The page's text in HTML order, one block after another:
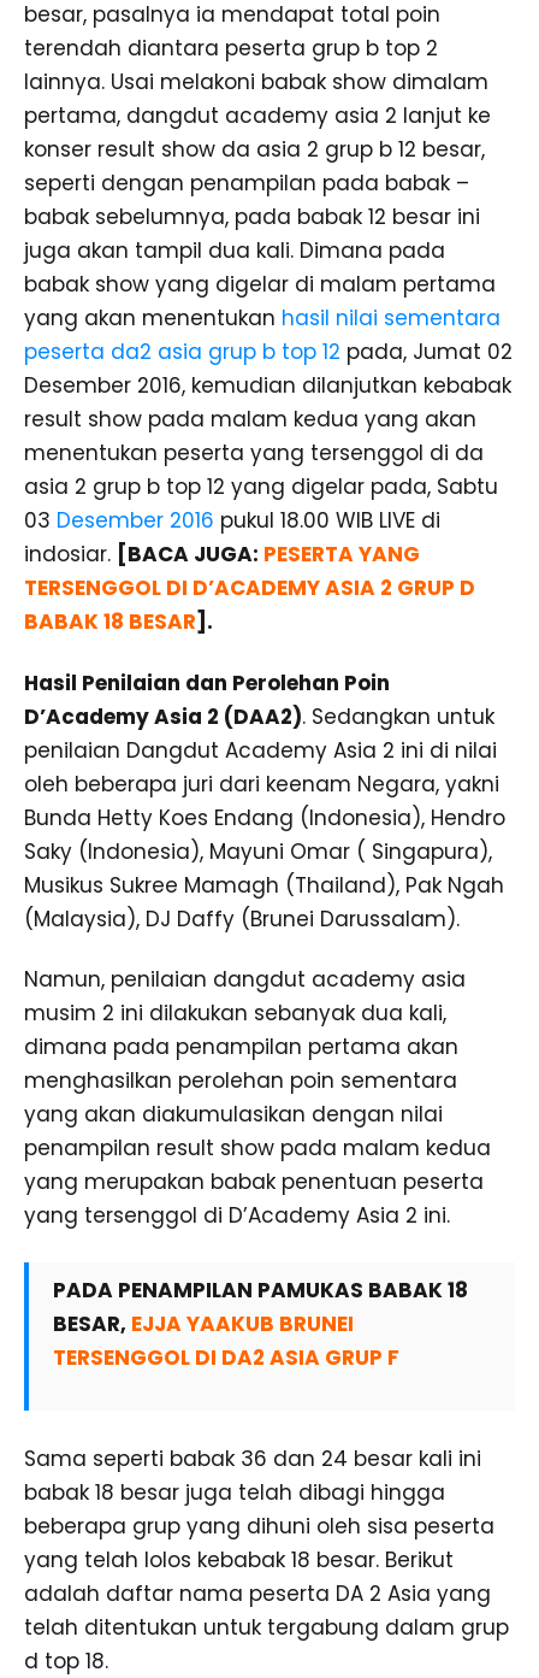
besar, pasalnya ia mendapat total poin
terendah diantara peserta grup b top 2
lainnya. Usai melakoni babak show dimalam
pertama, dangdut academy asia 2 lanjut ke
konser result show da asia 2 grup b 12 besar,
seperti dengan penampilan pada babak –
babak sebelumnya, pada babak 12 besar ini
juga akan tampil dua kali. Dimana pada
babak show yang digelar di malam pertama
yang akan menentukan hasil nilai sementara
peserta da2 asia grup b top 12 pada, Jumat 02
Desember 2016, kemudian dilanjutkan kebabak
result show pada malam kedua yang akan
menentukan peserta yang tersenggol di da
asia 2 grup b top 12 yang digelar pada, Sabtu
03 Desember 2016 pukul 18.00 WIB LIVE di
indosiar. [BACA JUGA: PESERTA YANG
TERSENGGOL DI D’ACADEMY ASIA 2 GRUP D
BABAK 18 BESAR].
Hasil Penilaian dan Perolehan Poin
D’Academy Asia 2 (DAA2). Sedangkan untuk
penilaian Dangdut Academy Asia 2 ini di nilai
oleh beberapa juri dari keenam Negara, yakni
Bunda Hetty Koes Endang (Indonesia), Hendro
Saky (Indonesia), Mayuni Omar ( Singapura),
Musikus Sukree Mamagh (Thailand), Pak Ngah
(Malaysia), DJ Daffy (Brunei Darussalam).
Namun, penilaian dangdut academy asia
musim 2 ini dilakukan sebanyak dua kali,
dimana pada penampilan pertama akan
menghasilkan perolehan poin sementara
yang akan diakumulasikan dengan nilai
penampilan result show pada malam kedua
yang merupakan babak penentuan peserta
yang tersenggol di D’Academy Asia 2 ini.
PADA PENAMPILAN PAMUKAS BABAK 18
BESAR, EJJA YAAKUB BRUNEI
TERSENGGOL DI DA2 ASIA GRUP F
Sama seperti babak 36 dan 24 besar kali ini
babak 18 besar juga telah dibagi hingga
beberapa grup yang dihuni oleh sisa peserta
yang telah lolos kebabak 18 besar. Berikut
adalah daftar nama peserta DA 2 Asia yang
telah ditentukan untuk tergabung dalam grup
d top 18.